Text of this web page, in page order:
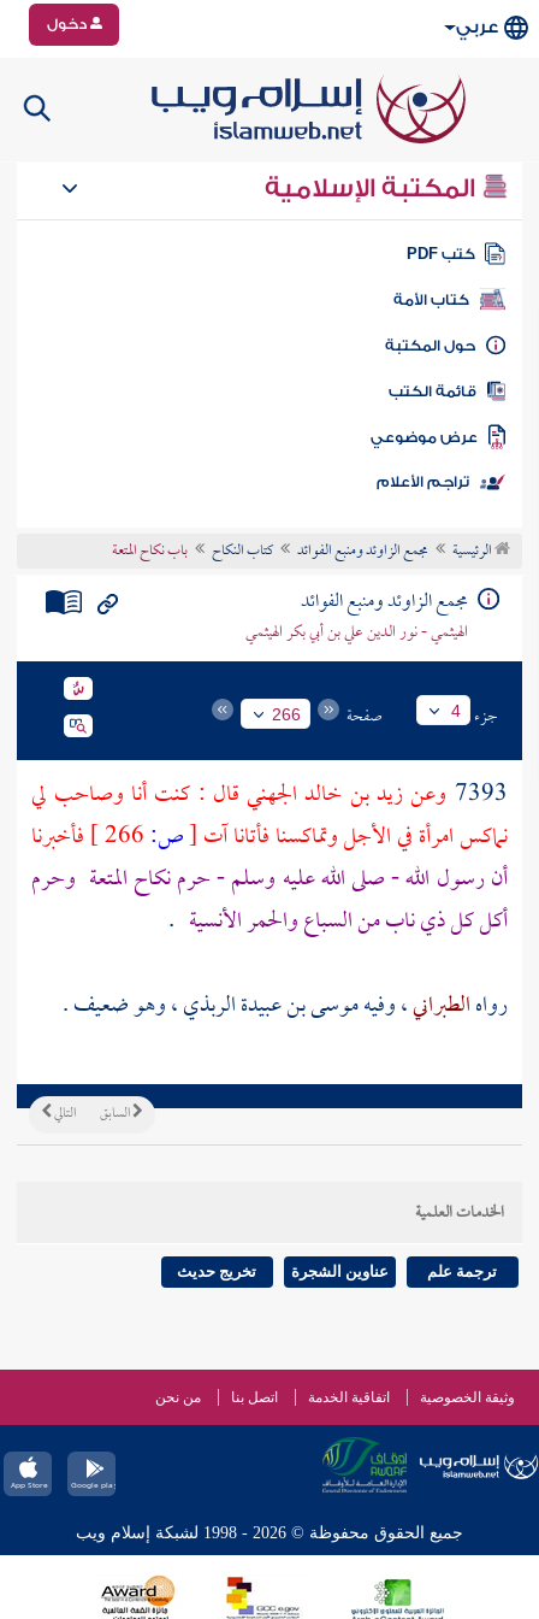
عربي دخول
المكتبة الإسلامية
كتب PDF
كتاب الأمة
المكتبة
الكتب
موضوعي
تراجم الأعلام
الرئيسية مجمع الزاوئد ومنبع الفوائد كتاب النكاح باب نكاح المتعة
مجمع الزاوئد ومنبع الفوائد
الهيثمي - نور الدين علي بن أبي بكر الهيثمي
جزء 4 صفحة 266
7393 وعنزيد بن خالد الجهنيقال : كنت أنا وصاحب لي
نماكس امرأة في الأجل وتماكسنا فأتانا آت[ص:
فأخبرنا
أن رسول الله - صلى الله عليه وسلم - حرم نكاح المتعة وحرم
أكل كل ذي ناب من السباع والحمر الأنسية .
رواهالطبراني، وفيهموسى بن عبيدة الربذي، وهو ضعيف .
التالي السابق
الخدمات العلمية
ترجمة علم عناوين الشجرة تخريج حديث
وثيقة الخصوصية اتفاقية الخدمة اتصل بنا من نحن
جميع الحقوق محفوظة © 2026 - 1998 لشبكة إسلام ويب